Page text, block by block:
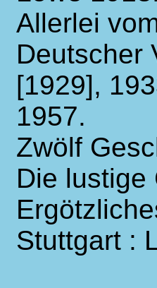
Allerlei
Deutscher
[1929],
1957.
Zwölf
Die lustige
Stuttgart :